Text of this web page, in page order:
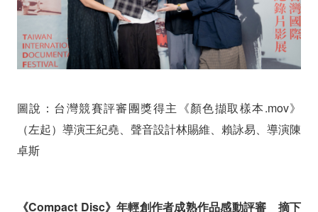
圖說：台灣競賽評審團獎得主《顏色擷取樣本.mov》
（左起）導演王紀堯、聲音設計林賜維、賴詠易、導演陳
卓斯
《Compact Disc》年輕創作者成熟作品感動評審 摘下